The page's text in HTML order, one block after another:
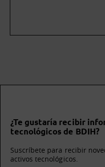
¿Te gustaría recibir
tecnológicos de BDIH?
Suscríbete para recibir
activos tecnológicos.